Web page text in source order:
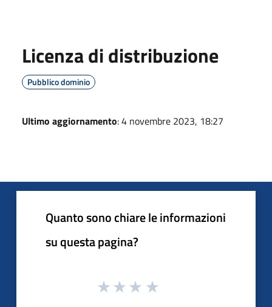
Licenza di distribuzione
Pubblico dominio
Ultimo aggiornamento: 4 novembre 2023, 18:27
Quanto sono chiare le informazioni
su questa pagina?